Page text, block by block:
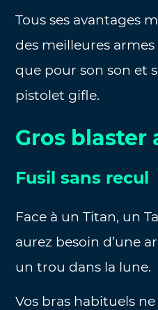
Tous ses avantages
des meilleures
que pour son son et
pistolet gifle.
Gros blaster
Fusil sans recul
Face à un Titan, un
aurez besoin d’une
un trou dans la lune.
Vos bras habituels